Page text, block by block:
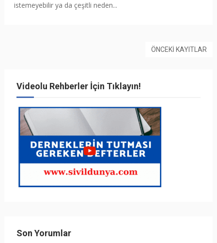
istemeyebilir ya da çeşitli neden...
ÖNCEKI KAYITLAR
Videolu Rehberler İçin Tıklayın!
Son Yorumlar